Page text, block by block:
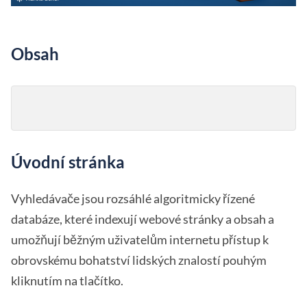
Obsah
Úvodní stránka
Vyhledávače jsou rozsáhlé algoritmicky řízené
databáze, které indexují webové stránky a obsah a
umožňují běžným uživatelům internetu přístup k
obrovskému bohatství lidských znalostí pouhým
kliknutím na tlačítko.